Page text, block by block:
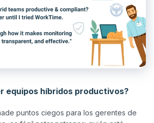
equipos híbridos productivos?
puntos ciegos para los gerentes de